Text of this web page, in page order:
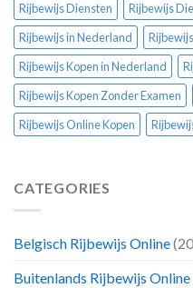
Rijbewijs Diensten
Rijbewijs
Rijbewijs in Nederland
Rijbewijs Kopen in Nederland
Rijbewijs Kopen Zonder Examen
Rijbewijs Online Kopen
CATEGORIES
Belgisch Rijbewijs Online
Buitenlands Rijbewijs Online